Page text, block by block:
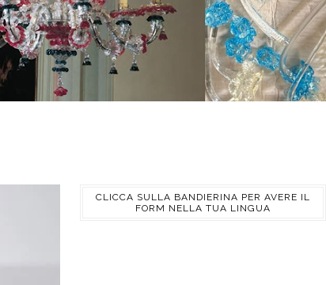
CLICCA SULLA BANDIERINA PER AVERE IL
FORM NELLA TUA LINGUA